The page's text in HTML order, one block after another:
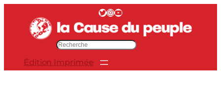
contenu
Twitter InstagramYouTube
Édition Imprimée